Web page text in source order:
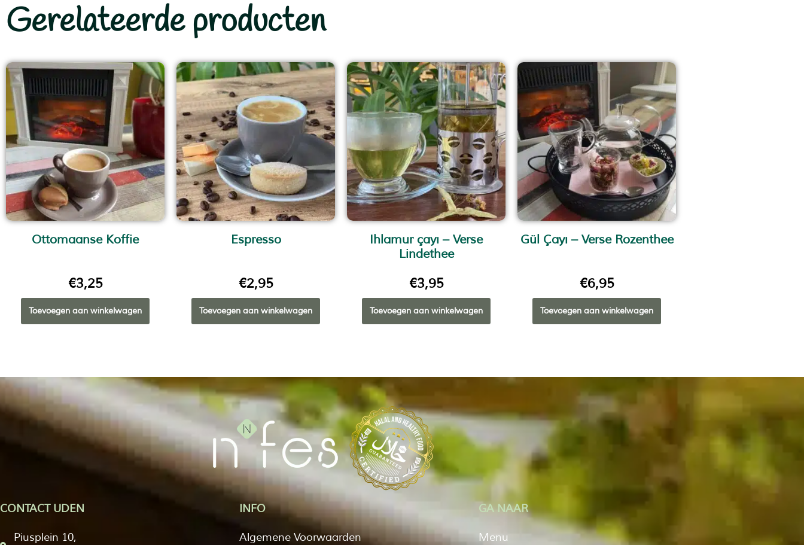
Gerelateerde producten
Ottomaanse Koffie
€3,25
Toevoegen aan winkelwagen
Espresso
€2,95
Toevoegen aan winkelwagen
Ihlamur çayı – Verse
Lindethee
€3,95
Toevoegen aan winkelwagen
Gül Çayı – Verse Rozenthee
€6,95
Toevoegen aan winkelwagen
CONTACT UDEN
Piusplein 10,
INFO
Algemene Voorwaarden
GA NAAR
Menu